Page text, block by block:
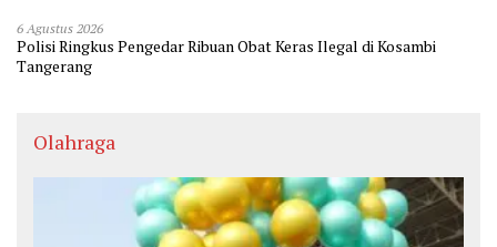
6 Agustus 2026
Polisi Ringkus Pengedar Ribuan Obat Keras Ilegal di Kosambi
Tangerang
Olahraga